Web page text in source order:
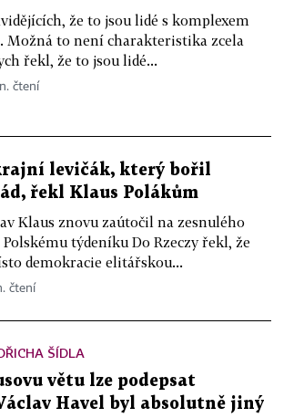
že to jsou lidé s komplexem
Možná to není charakteristika zcela
řekl, že to jsou lidé...
čtení
levičák, který bořil
řekl Klaus Polákům
Klaus znovu zaútočil na zesnulého
Polskému týdeníku Do Rzeczy řekl, že
demokracie elitářskou...
čtení
ŠÍDLA
větu lze podepsat
Havel byl absolutně jiný